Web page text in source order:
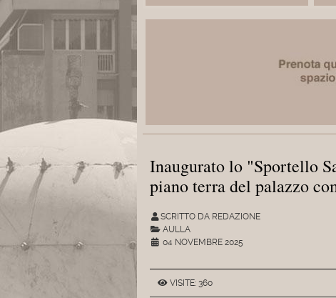
Inaugurato lo "Sportello
piano terra del palazzo
SCRITTO DA REDAZIONE
AULLA
04 NOVEMBRE 2025
VISITE: 360